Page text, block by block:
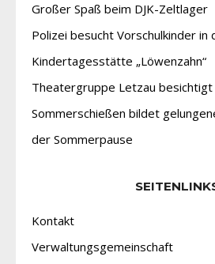
Großer Spaß beim DJK-Zeltlager
Polizei besucht Vorschulkinder in
Kindertagesstätte „Löwenzahn“
Theatergruppe Letzau besichtigt
Sommerschießen bildet
der Sommerpause
Kontakt
Verwaltungsgemeinschaft